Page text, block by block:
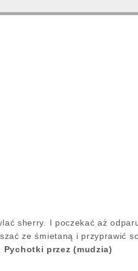
sherry. I poczekać aż
ze śmietaną i przyprawić
Pychotki przez (mudzia)